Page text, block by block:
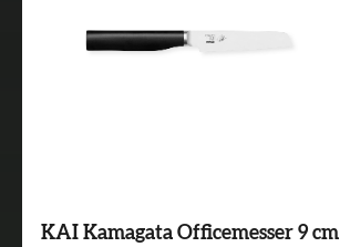
KAI Kamagata Officemesser 9 cm